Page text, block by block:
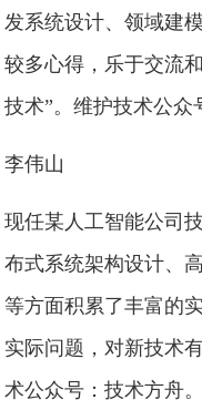
发系统设计、领域建
较多心得，乐于交流
技术”。维护技术公众
李伟山
现任某人工智能公司
布式系统架构设计、
等方面积累了丰富的
实际问题，对新技术
术公众号：技术方舟。